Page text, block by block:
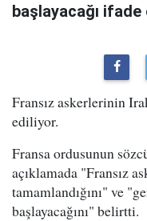
başlayacağı ifade
Fransız askerlerinin
ediliyor.
Fransa ordusunun
açıklamada "Fransız
tamamlandığını" ve
başlayacağını" belirtti.